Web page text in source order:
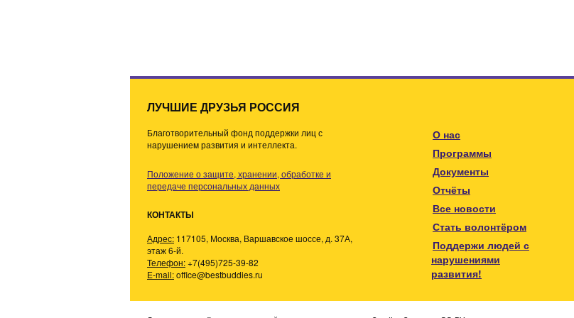
ЛУЧШИЕ ДРУЗЬЯ РОССИЯ
Благотворительный фонд поддержки лиц с
нарушением развития и интеллекта.
Положение о защите, хранении, обработке и
передаче персональных данных
КОНТАКТЫ
Адрес: 117105, Москва, Варшавское шоссе, д. 37А,
этаж 6-й.
Телефон:+7(495)725-39-82
E-mail:office@bestbuddies.ru
О нас
Программы
Документы
Отчёты
Все новости
Стать волонтёром
Поддержи людей с
нарушениями
развития!